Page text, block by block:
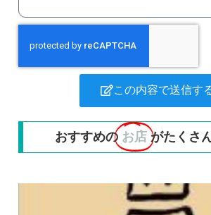
この内容で送信す
おすすめの お店 がたくさ